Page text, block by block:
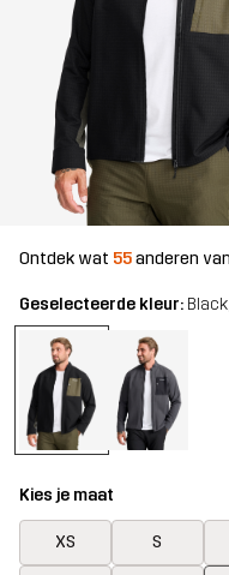
Ontdek wat 55anderen
Geselecteerde kleur:
Kies je maat
XS S